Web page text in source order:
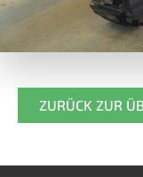
ZURÜCK ZUR